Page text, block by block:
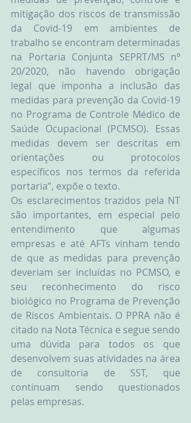
mitigação dos riscos de transmissão
da Covid-19 em ambientes de
trabalho se encontram determinadas
na Portaria Conjunta SEPRT/MS nº
20/2020, não havendo obrigação
legal que imponha a inclusão das
medidas para prevenção da Covid-19
no Programa de Controle Médico de
Saúde Ocupacional (PCMSO). Essas
medidas devem ser descritas em
orientações ou protocolos
específicos nos termos da referida
portaria”, expõe o texto.
Os esclarecimentos trazidos pela NT
são importantes, em especial pelo
entendimento que algumas
empresas e até AFTs vinham tendo
de que as medidas para prevenção
deveriam ser incluídas no PCMSO, e
seu reconhecimento do risco
biológico no Programa de Prevenção
de Riscos Ambientais. O PPRA não é
citado na Nota Técnica e segue sendo
uma dúvida para todos os que
desenvolvem suas atividades na área
de consultoria de SST, que
continuam sendo questionados
pelas empresas.